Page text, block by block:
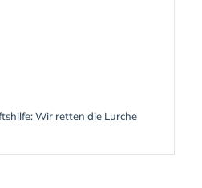
Wir retten die Lurche